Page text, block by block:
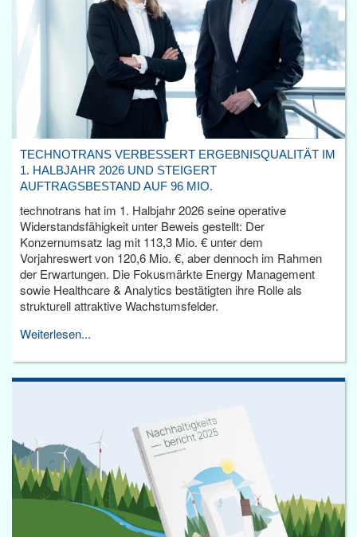
TECHNOTRANS VERBESSERT ERGEBNISQUALITÄT IM
1. HALBJAHR 2026 UND STEIGERT
AUFTRAGSBESTAND AUF 96 MIO.
technotrans hat im 1. Halbjahr 2026 seine operative
Widerstandsfähigkeit unter Beweis gestellt: Der
Konzernumsatz lag mit 113,3 Mio. € unter dem
Vorjahreswert von 120,6 Mio. €, aber dennoch im Rahmen
der Erwartungen. Die Fokusmärkte Energy Management
sowie Healthcare & Analytics bestätigten ihre Rolle als
strukturell attraktive Wachstumsfelder.
Weiterlesen...